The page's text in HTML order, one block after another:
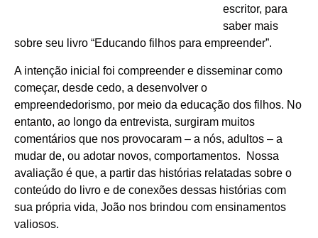
escritor, para
saber mais
sobre seu livro “Educando filhos para empreender”.
A intenção inicial foi compreender e disseminar como
começar, desde cedo, a desenvolver o
empreendedorismo, por meio da educação dos filhos. No
entanto, ao longo da entrevista, surgiram muitos
comentários que nos provocaram – a nós, adultos – a
mudar de, ou adotar novos, comportamentos. Nossa
avaliação é que, a partir das histórias relatadas sobre o
conteúdo do livro e de conexões dessas histórias com
sua própria vida, João nos brindou com ensinamentos
valiosos.